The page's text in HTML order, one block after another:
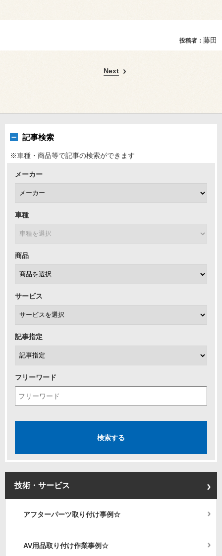
投稿者： 藤田
Next
記事検索
※車種・商品等で記事の検索ができます
メーカー
車種
商品
サービス
記事指定
フリーワード
技術・サービス
アフターパーツ取り付け事例☆
AV用品取り付け作業事例☆